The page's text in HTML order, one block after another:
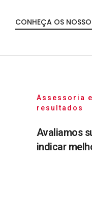
CONHEÇA OS
Assessoria
resultados
Avaliamos
indicar